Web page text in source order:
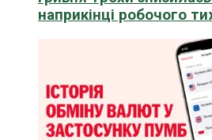
наприкінці робочого